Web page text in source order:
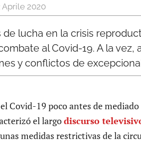
Aprile 2020
de lucha en la crisis
al Covid-19. A la
y conflictos de
Covid-19 poco antes de
el largodiscurso
medidas restrictivas de la